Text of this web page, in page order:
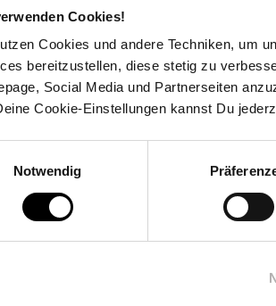
Cookies!
Cookies und andere Techniken, um
bereitzustellen, diese stetig zu
Social Media und Partnerseiten
Cookie-Einstellungen kannst Du
Notwendig
Reisen